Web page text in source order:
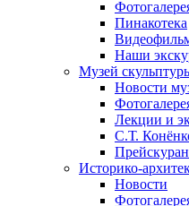
Пинакотека
Наши
Музей
Новости
Лекции и
С.Т.
Историко-
Новости